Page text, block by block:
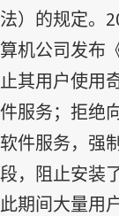
法）的规定。
算机公司发布
止其用户使用
件服务；拒绝
软件服务，强
段，阻止安装
此期间大量用